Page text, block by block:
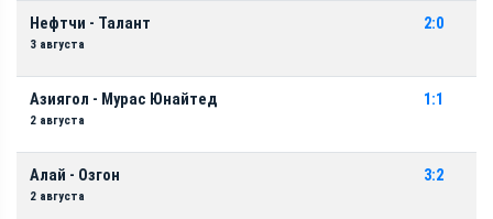
Нефтчи - Талант
3 августа
2:0
Азиягол - Мурас Юнайтед
2 августа
1:1
Алай - Озгон
2 августа
3:2